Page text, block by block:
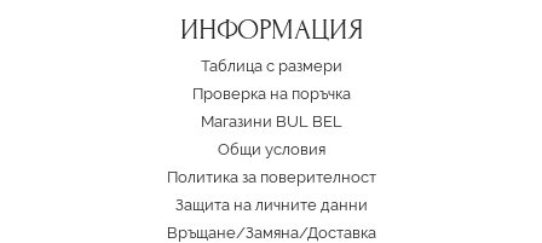
ИНФОРМАЦИЯ
Таблица с размери
Проверка на поръчка
Магазини BUL BEL
Oбщи условия
Политика за поверителност
Защита на личните данни
Връщане/Замяна/Доставка